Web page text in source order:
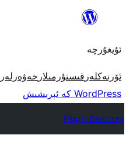
مەزمۇنغا
ئۇيغۇرچە
ئۆرنەكلەر قىستۇرمىلار خەۋەرلەر
WordPress كە ئېرىشىش
Plugin Directory